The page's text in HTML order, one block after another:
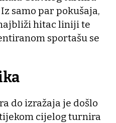
samo par pokušaja,
hitac liniji te
sportašu se
do izražaja je došlo
cijelog turnira